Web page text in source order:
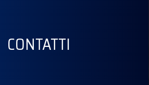
CONTATTI